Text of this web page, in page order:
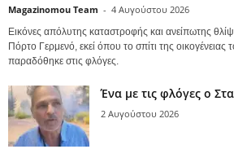
Magazinomou Team - 4 Αυγούστου 2026
Εικόνες απόλυτης καταστροφής και ανείπωτης
Πόρτο Γερμενό, εκεί όπου το σπίτι της οικογένειας
παραδόθηκε στις φλόγες.
Ένα με τις φλόγες ο
2 Αυγούστου 2026